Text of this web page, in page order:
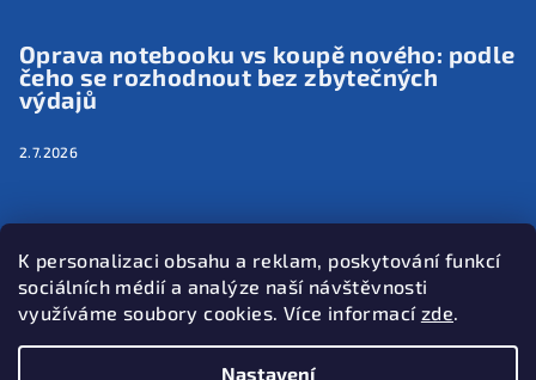
K personalizaci obsahu a reklam, poskytování funkcí
sociálních médií a analýze naší návštěvnosti
využíváme soubory cookies. Více informací zde.
Nastavení
Oprava notebooku vs koupě nového: podle
čeho se rozhodnout bez zbytečných
výdajů
2.7.2026
Kontakt
info@cznotebooky.cz